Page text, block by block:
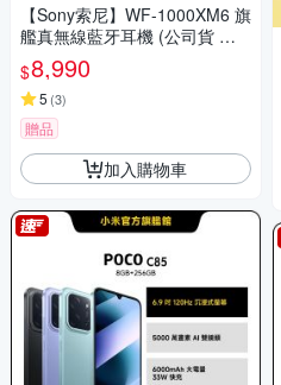
【Sony索尼】WF-1000XM6 旗
艦真無線藍牙耳機 (公司貨 保
固12+6個月)
$8,990
5 (3)
贈品
加入購物車